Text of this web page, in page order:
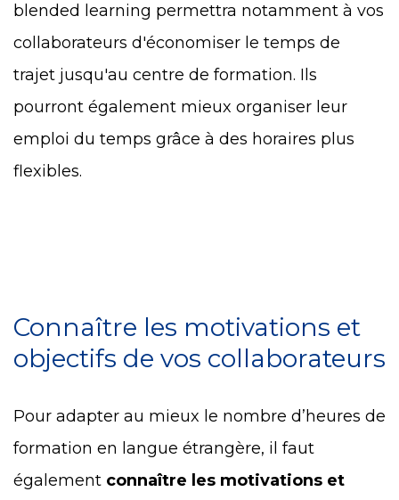
blended learning permettra notamment à vos
collaborateurs d'économiser le temps de
trajet jusqu'au centre de formation. Ils
pourront également mieux organiser leur
emploi du temps grâce à des horaires plus
flexibles.
Connaître les motivations et
objectifs de vos collaborateurs
Pour adapter au mieux le nombre d’heures de
formation en langue étrangère, il faut
également connaître les motivations et